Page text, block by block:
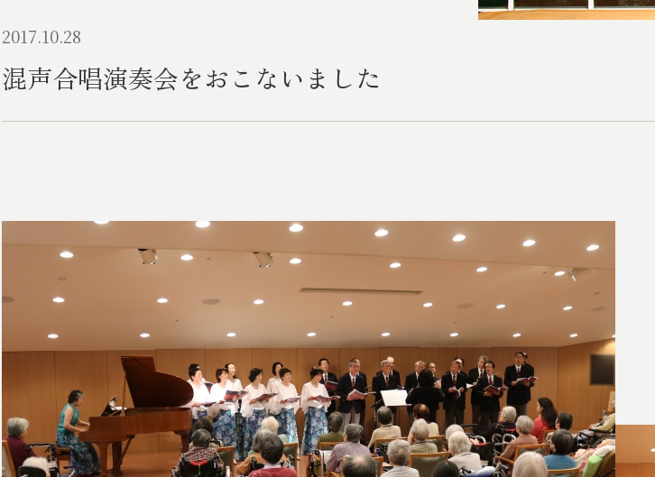
2017.10.28
混声合唱演奏会をおこないました